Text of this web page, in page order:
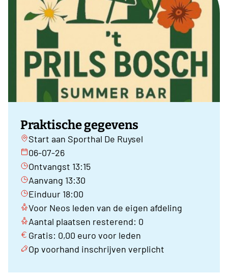
Praktische gegevens
Start aan Sporthal De Ruysel
06-07-26
Ontvangst 13:15
Aanvang 13:30
Einduur 18:00
Voor Neos leden van de eigen afdeling
Aantal plaatsen resterend: 0
Gratis: 0,00 euro voor leden
Op voorhand inschrijven verplicht